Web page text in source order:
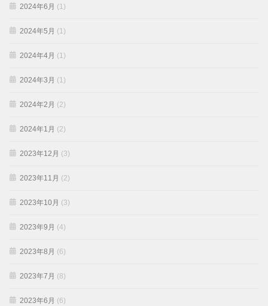
2024年6月 (1)
2024年5月 (1)
2024年4月 (1)
2024年3月 (1)
2024年2月 (2)
2024年1月 (2)
2023年12月 (3)
2023年11月 (2)
2023年10月 (3)
2023年9月 (4)
2023年8月 (6)
2023年7月 (8)
2023年6月 (6)